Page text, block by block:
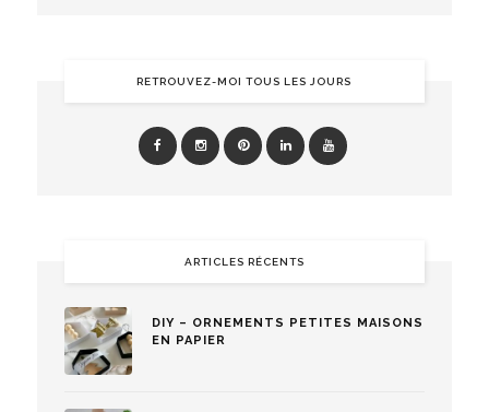
RETROUVEZ-MOI TOUS LES JOURS
ARTICLES RÉCENTS
DIY – ORNEMENTS PETITES MAISONS
EN PAPIER